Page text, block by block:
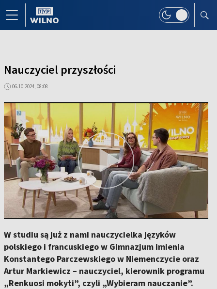
Nauczyciel przyszłości
06.10.2024, 08:08
W studiu są już z nami nauczycielka języków
polskiego i francuskiego w Gimnazjum imienia
Konstantego Parczewskiego w Niemenczycie oraz
Artur Markiewicz – nauczyciel, kierownik programu
„Renkuosi mokyti”, czyli „Wybieram nauczanie”.